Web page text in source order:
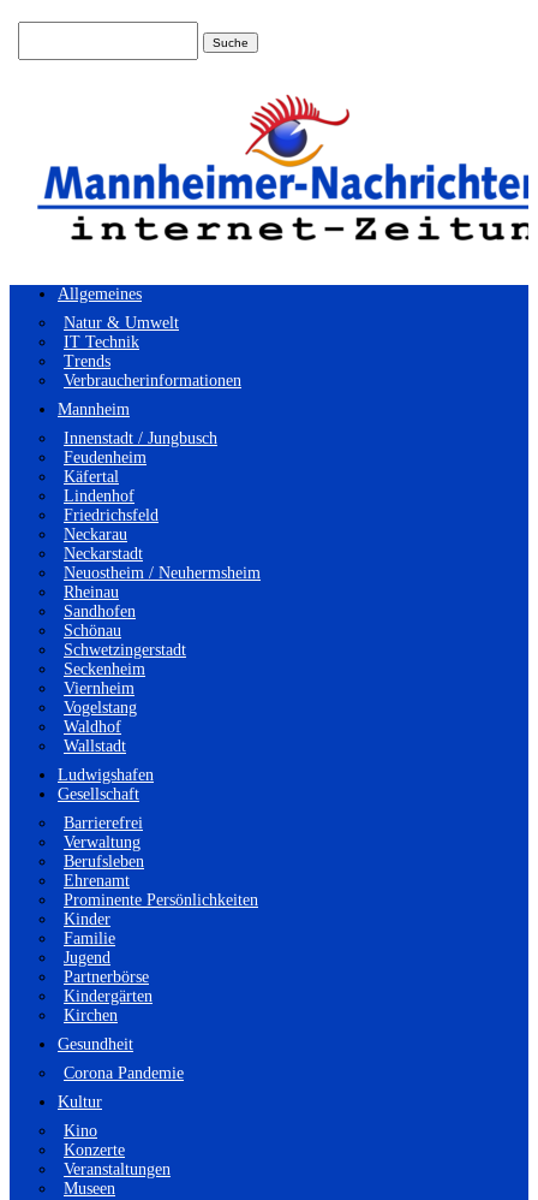
Allgemeines
Natur & Umwelt
IT Technik
Trends
Verbraucherinformationen
Mannheim
Innenstadt / Jungbusch
Feudenheim
Käfertal
Lindenhof
Friedrichsfeld
Neckarau
Neckarstadt
Neuostheim / Neuhermsheim
Rheinau
Sandhofen
Schönau
Schwetzingerstadt
Seckenheim
Viernheim
Vogelstang
Waldhof
Wallstadt
Ludwigshafen
Gesellschaft
Barrierefrei
Verwaltung
Berufsleben
Ehrenamt
Prominente Persönlichkeiten
Kinder
Familie
Jugend
Partnerbörse
Kindergärten
Kirchen
Gesundheit
Corona Pandemie
Kultur
Kino
Konzerte
Veranstaltungen
Museen